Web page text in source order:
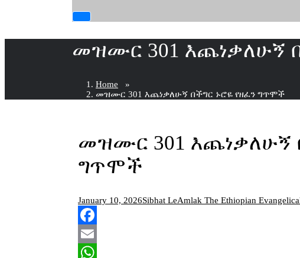
መዝሙር 301 እጨነቃለሁኝ
Home »
መዝሙር 301 እጨነቃለሁኝ በችግር ኑሮዬ የዘፈን ግጥሞች
መዝሙር 301 እጨነቃለሁኝ
ግጥሞች
January 10, 2026Sibhat LeAmlak The Ethiopian
Facebook
Email